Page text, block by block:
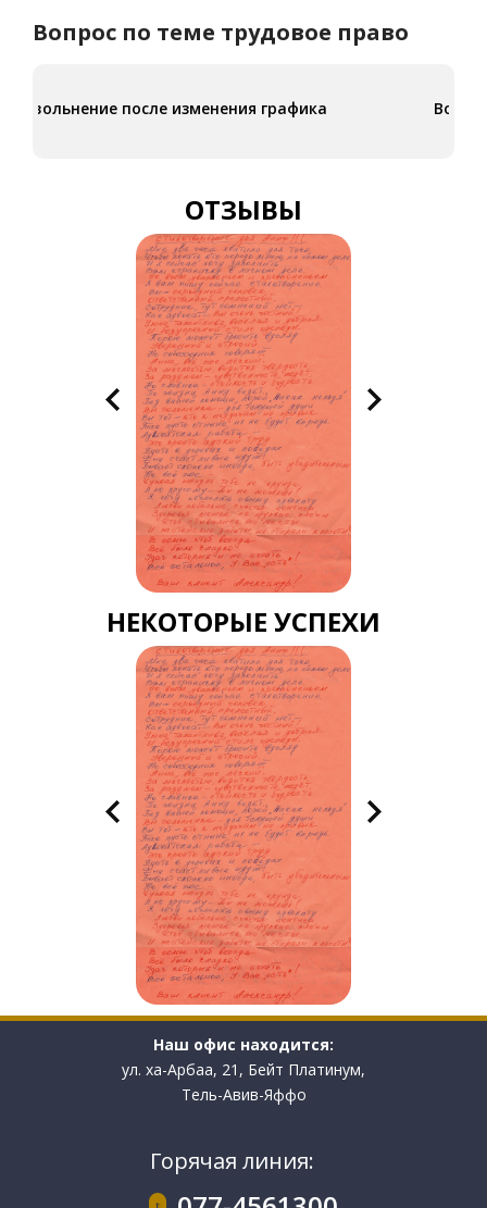
Вопрос по теме трудовое право
Возвращение в Израиль и долг в Битуах Леуми
ОТЗЫВЫ
НЕКОТОРЫЕ УСПЕХИ
Наш офис находится:
ул. ха-Арбаа, 21, Бейт Платинум,
Тель-Авив-Яффо
Горячая линия: